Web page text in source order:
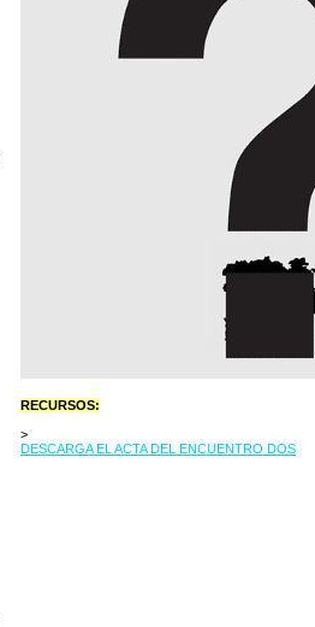
RECURSOS:
>
DESCARGA EL ACTA DEL ENCUENTRO DOS